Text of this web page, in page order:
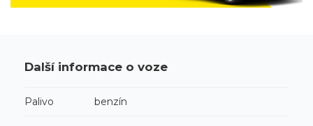
Další informace o voze
Palivo benzín